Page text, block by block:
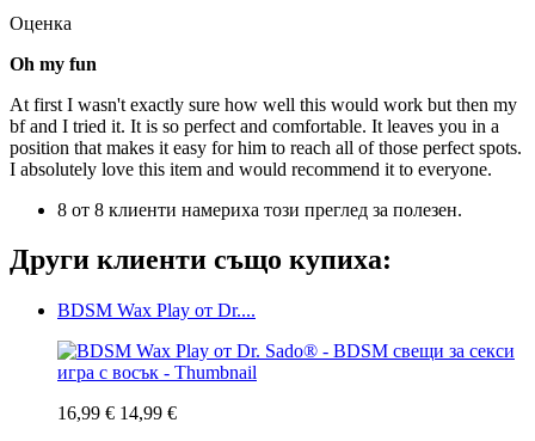
Оценка
Oh my fun
At first I wasn't exactly sure how well this would work but then my
bf and I tried it. It is so perfect and comfortable. It leaves you in a
position that makes it easy for him to reach all of those perfect spots.
I absolutely love this item and would recommend it to everyone.
8 от 8 клиенти намериха този преглед за полезен.
Други клиенти също купиха:
BDSM Wax Play от Dr....
16,99 € 14,99 €